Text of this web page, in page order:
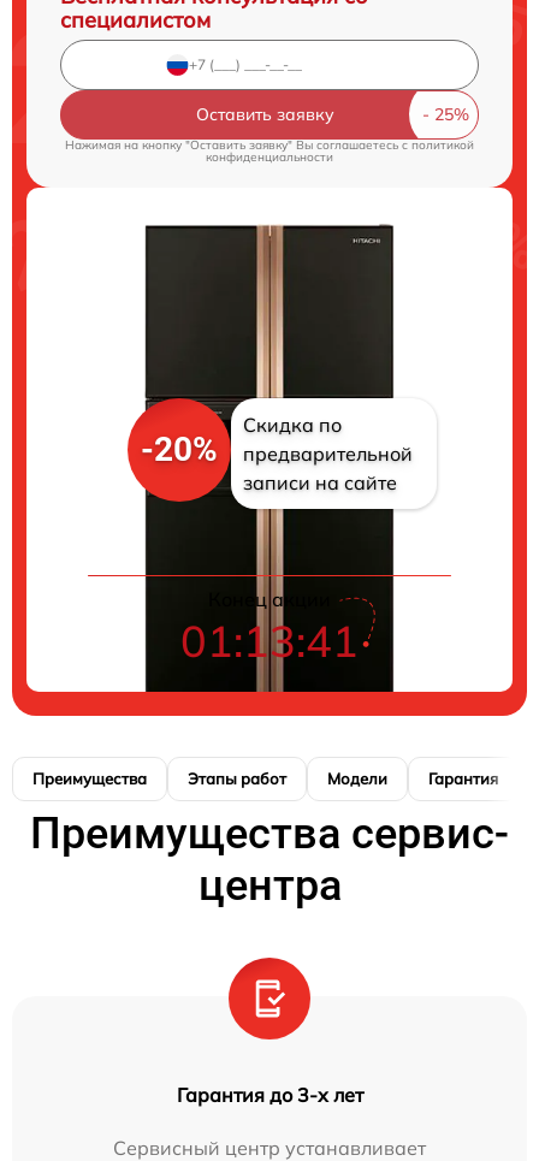
специалистом
Оставить заявку
Нажимая на кнопку "Оставить заявку" Вы соглашаетесь cполитикой
конфиденциальности
-20%
Скидка по
предварительной
записи на сайте
Конец акции
01:13:40
Преимущества Этапы работ Модели Гарантия
Преимущества сервис-
центра
Гарантия до 3-х лет
Сервисный центр устанавливает